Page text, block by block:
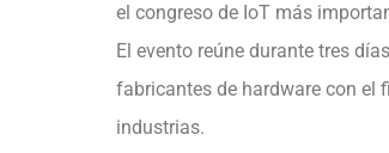
el congreso de IoT más
El evento reúne durante tres
fabricantes de hardware con el
industrias.